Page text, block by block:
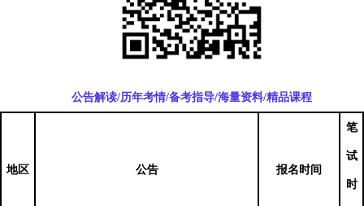
公告解读/历年考情/备考指导/海量资料/精品课程
地区 公告 报名时间
笔
试
时